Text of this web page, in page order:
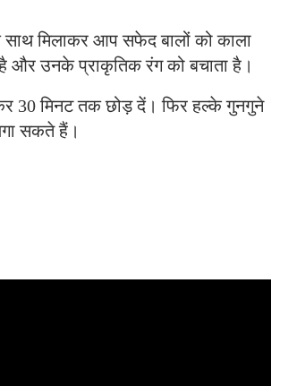
मिलाकर आप सफेद बालों को काला
और उनके प्राकृतिक रंग को बचाता है।
मिनट तक छोड़ दें। फिर हल्के गुनगुने
सकते हैं।